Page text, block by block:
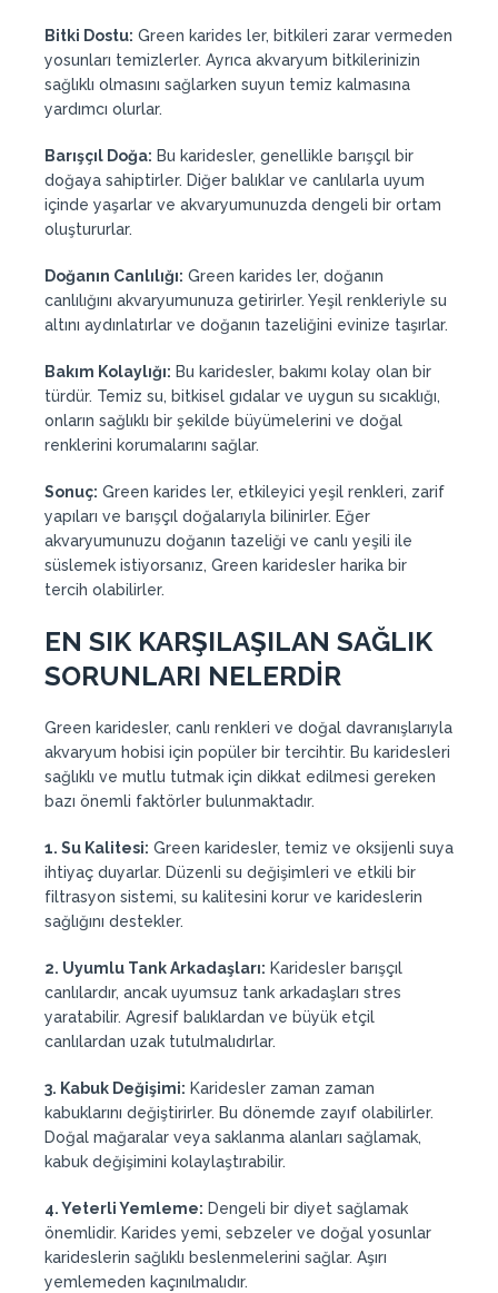
Bitki Dostu: Green karides ler, bitkileri zarar vermeden
yosunları temizlerler. Ayrıca akvaryum bitkilerinizin
sağlıklı olmasını sağlarken suyun temiz kalmasına
yardımcı olurlar.
Barışçıl Doğa: Bu karidesler, genellikle barışçıl bir
doğaya sahiptirler. Diğer balıklar ve canlılarla uyum
içinde yaşarlar ve akvaryumunuzda dengeli bir ortam
oluştururlar.
Doğanın Canlılığı: Green karides ler, doğanın
canlılığını akvaryumunuza getirirler. Yeşil renkleriyle su
altını aydınlatırlar ve doğanın tazeliğini evinize taşırlar.
Bakım Kolaylığı: Bu karidesler, bakımı kolay olan bir
türdür. Temiz su, bitkisel gıdalar ve uygun su sıcaklığı,
onların sağlıklı bir şekilde büyümelerini ve doğal
renklerini korumalarını sağlar.
Sonuç: Green karides ler, etkileyici yeşil renkleri, zarif
yapıları ve barışçıl doğalarıyla bilinirler. Eğer
akvaryumunuzu doğanın tazeliği ve canlı yeşili ile
süslemek istiyorsanız, Green karidesler harika bir
tercih olabilirler.
EN SIK KARŞILAŞILAN SAĞLIK
SORUNLARI NELERDİR
Green karidesler, canlı renkleri ve doğal davranışlarıyla
akvaryum hobisi için popüler bir tercihtir. Bu karidesleri
sağlıklı ve mutlu tutmak için dikkat edilmesi gereken
bazı önemli faktörler bulunmaktadır.
1. Su Kalitesi: Green karidesler, temiz ve oksijenli suya
ihtiyaç duyarlar. Düzenli su değişimleri ve etkili bir
filtrasyon sistemi, su kalitesini korur ve karideslerin
sağlığını destekler.
2. Uyumlu Tank Arkadaşları: Karidesler barışçıl
canlılardır, ancak uyumsuz tank arkadaşları stres
yaratabilir. Agresif balıklardan ve büyük etçil
canlılardan uzak tutulmalıdırlar.
3. Kabuk Değişimi: Karidesler zaman zaman
kabuklarını değiştirirler. Bu dönemde zayıf olabilirler.
Doğal mağaralar veya saklanma alanları sağlamak,
kabuk değişimini kolaylaştırabilir.
4. Yeterli Yemleme: Dengeli bir diyet sağlamak
önemlidir. Karides yemi, sebzeler ve doğal yosunlar
karideslerin sağlıklı beslenmelerini sağlar. Aşırı
yemlemeden kaçınılmalıdır.